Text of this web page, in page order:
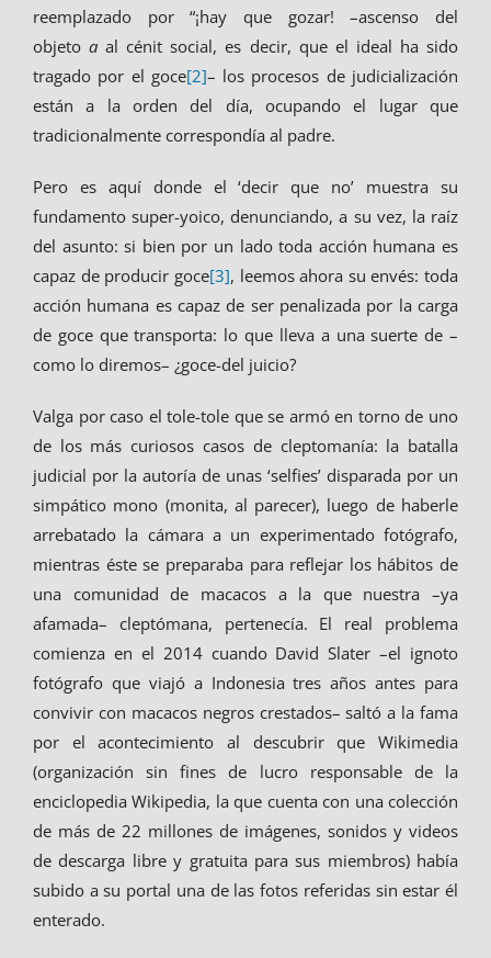
reemplazado por “¡hay que gozar! –ascenso del
objetoa al cénit social, es decir, que el ideal ha sido
tragado por el goce[2]– los procesos de judicialización
están a la orden del día, ocupando el lugar que
tradicionalmente correspondía al padre.
Pero es aquí donde el ‘decir que no’ muestra su
fundamento super-yoico, denunciando, a su vez, la raíz
del asunto: si bien por un lado toda acción humana es
capaz de producir goce[3], leemos ahora su envés: toda
acción humana es capaz de ser penalizada por la carga
de goce que transporta: lo que lleva a una suerte de –
como lo diremos– ¿goce-del juicio?
Valga por caso el tole-tole que se armó en torno de uno
de los más curiosos casos de cleptomanía: la batalla
judicial por la autoría de unas ‘selfies’ disparada por un
simpático mono (monita, al parecer), luego de haberle
arrebatado la cámara a un experimentado fotógrafo,
mientras éste se preparaba para reflejar los hábitos de
una comunidad de macacos a la que nuestra –ya
afamada– cleptómana, pertenecía. El real problema
comienza en el 2014 cuando David Slater –el ignoto
fotógrafo que viajó a Indonesia tres años antes para
convivir con macacos negros crestados– saltó a la fama
por el acontecimiento al descubrir que Wikimedia
(organización sin fines de lucro responsable de la
enciclopedia Wikipedia, la que cuenta con una colección
de más de 22 millones de imágenes, sonidos y videos
de descarga libre y gratuita para sus miembros) había
subido a su portal una de las fotos referidas sin estar él
enterado.